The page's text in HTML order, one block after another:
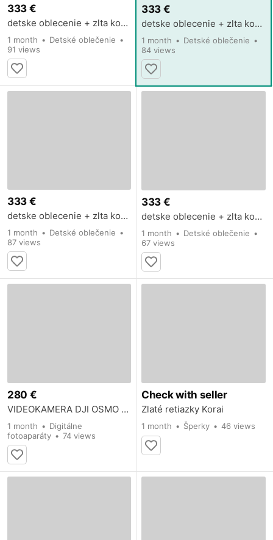
333 €
detske oblecenie + zlta kopia
1 month
Detské oblečenie
91 views
333 €
detske oblecenie + zlta kopia
1 month
Detské oblečenie
84 views
333 €
detske oblecenie + zlta kopia
1 month
Detské oblečenie
87 views
333 €
detske oblecenie + zlta kopia
1 month
Detské oblečenie
67 views
280 €
VIDEOKAMERA DJI OSMO ACTION 5 PRO
1 month
Digitálne
fotoaparáty
74 views
Check with seller
Zlaté retiazky Korai
1 month Šperky 46 views